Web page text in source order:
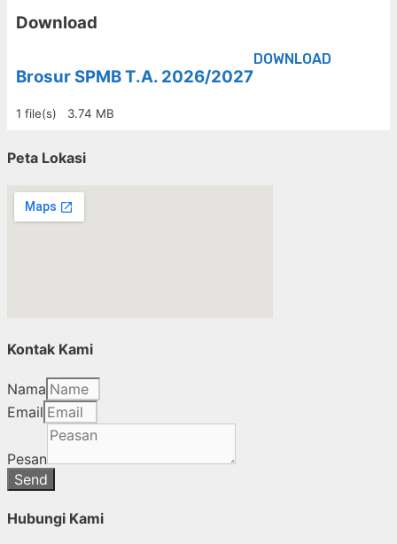
Download
Brosur SPMB T.A. 2026/2027
1 file(s) 3.74 MB
DOWNLOAD
Peta Lokasi
Kontak Kami
Nama
Email
Pesan
Send
Hubungi Kami